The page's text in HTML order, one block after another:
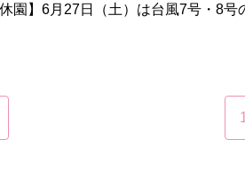
休園】6月27日（土）は台風7号・8
1